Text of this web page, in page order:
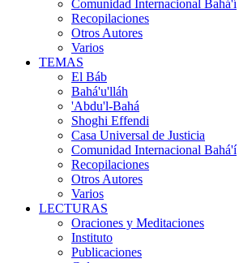
Comunidad Internacional Bahá'í
Recopilaciones
Otros Autores
Varios
TEMAS
El Báb
Bahá'u'lláh
'Abdu'l-Bahá
Shoghi Effendi
Casa Universal de Justicia
Comunidad Internacional Bahá'í
Recopilaciones
Otros Autores
Varios
LECTURAS
Oraciones y Meditaciones
Instituto
Publicaciones